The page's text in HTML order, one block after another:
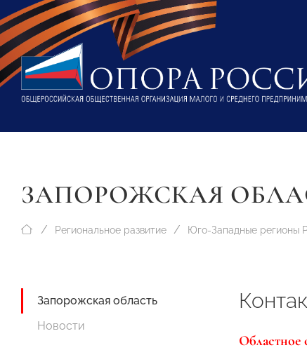
ЗАПОРОЖСКАЯ
Региональное развитие Юго-Западные регионы
Запорожская область
Новости
Областное